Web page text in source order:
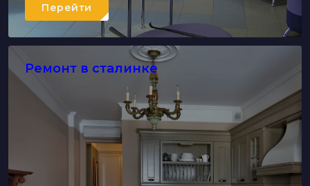
Перейти
Ремонт в сталинке